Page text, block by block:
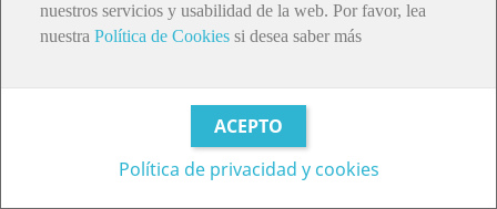
nuestros servicios y usabilidad de la web. Por favor, lea
nuestra Política de Cookies si desea saber más
Política de privacidad y cookies